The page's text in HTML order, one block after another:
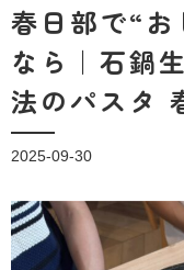
春日部で“お
なら｜石鍋
法のパスタ
2025-09-30